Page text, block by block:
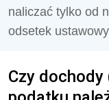
naliczać tylko od
odsetek
Czy